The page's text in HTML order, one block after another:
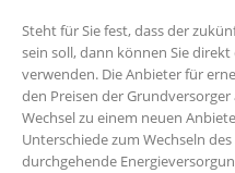
Steht für Sie fest, dass der
sein soll, dann können Sie
verwenden. Die Anbieter für
den Preisen der
Wechsel zu einem neuen
Unterschiede zum Wechseln
durchgehende